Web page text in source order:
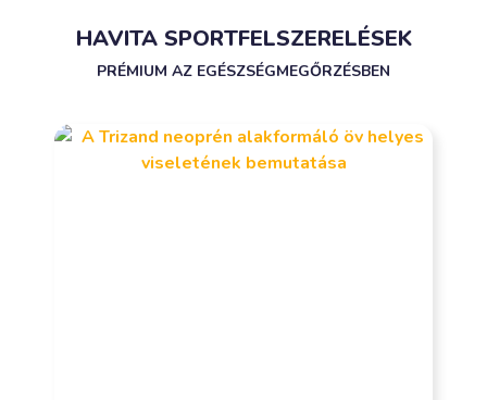
HAVITA SPORTFELSZERELÉSEK
PRÉMIUM AZ EGÉSZSÉGMEGŐRZÉSBEN